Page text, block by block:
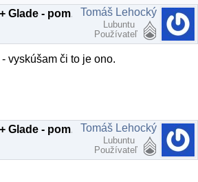
Re: GTKdialog + Glade - pomoc s drobnostou Tomáš Lehocký
Lubuntu
Používateľ
vyskúšam či to je ono.
Re: GTKdialog + Glade - pomoc s drobnostou Tomáš Lehocký
Lubuntu
Používateľ